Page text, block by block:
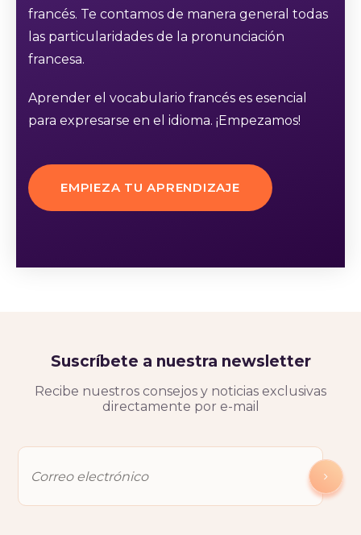
francés. Te contamos de manera general todas
las particularidades de la pronunciación
francesa.
Aprender el vocabulario francés es esencial
para expresarse en el idioma. ¡Empezamos!
EMPIEZA TU APRENDIZAJE
Suscríbete a nuestra newsletter
Recibe nuestros consejos y noticias exclusivas
directamente por e-mail